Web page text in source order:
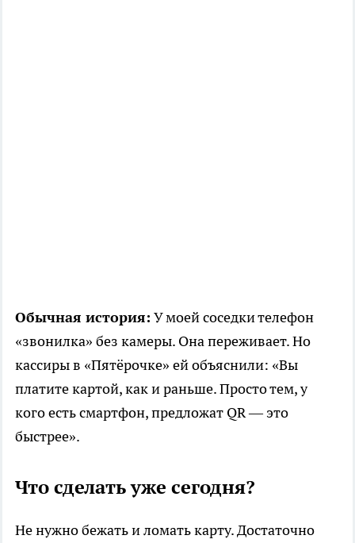
Обычная история: У моей соседки телефон
«звонилка» без камеры. Она переживает. Но
кассиры в «Пятёрочке» ей объяснили: «Вы
платите картой, как и раньше. Просто тем, у
кого есть смартфон, предложат QR — это
быстрее».
Что сделать уже сегодня?
Не нужно бежать и ломать карту. Достаточно